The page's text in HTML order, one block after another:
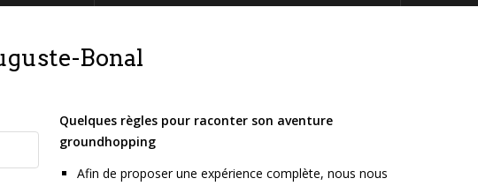
Bonal
Quelques règles pour raconter son aventure
groundhopping
Afin de proposer une expérience complète, nous nous